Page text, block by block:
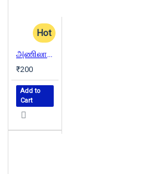
Hot
அணிலாடும் முன்றில்
₹200
Add to
Cart